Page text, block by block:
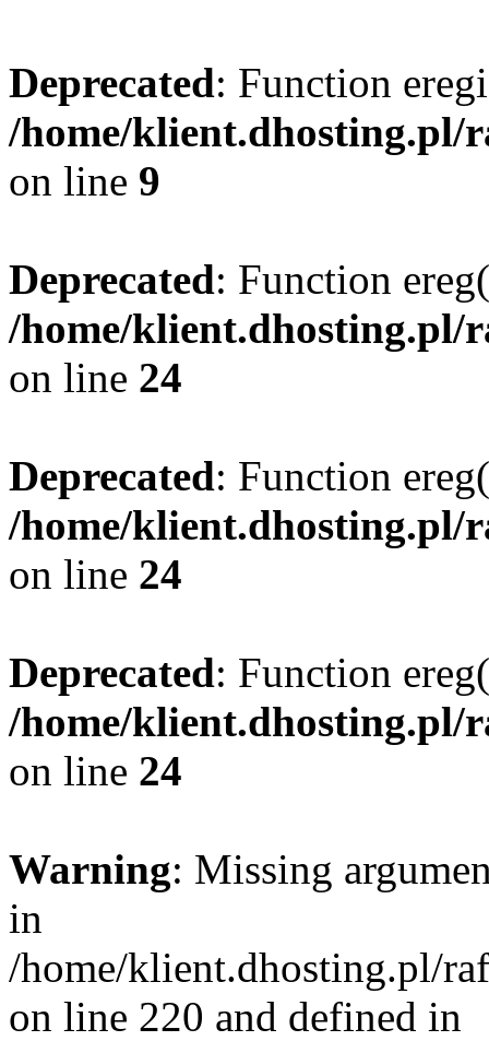
Deprecated: Function
/home/klient.dhosting.pl/
on line 9
Deprecated: Function
/home/klient.dhosting.pl/
on line 24
Deprecated: Function
/home/klient.dhosting.pl/
on line 24
Deprecated: Function
/home/klient.dhosting.pl/
on line 24
Warning: Missing
in
/home/klient.dhosting.pl/
on line 220 and defined in